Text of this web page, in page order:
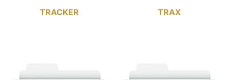
TRACKER TRAX